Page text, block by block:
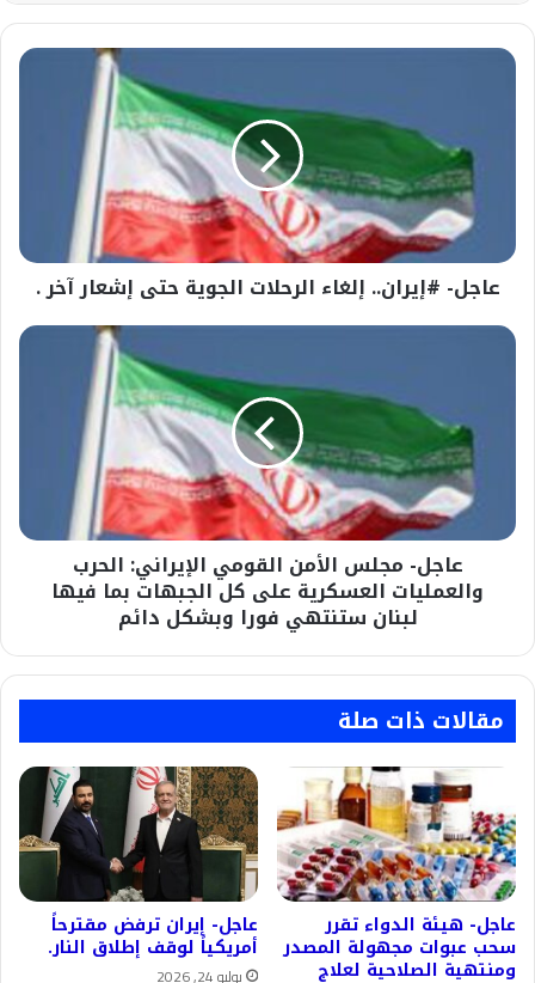
عاجل-
.
عاجل- #إيران.. إلغاء الرحلات الجوية حتى إشعار آخر .
عاجل-
الإيراني:
والعمليات
العسكرية
على
الجبهات
لبنان
فورا
وبشكل
دائم
عاجل- مجلس الأمن القومي الإيراني: الحرب
والعمليات العسكرية على كل الجبهات بما فيها
لبنان ستنتهي فورا وبشكل دائم
مقالات ذات صلة
عاجل- هيئة الدواء تقرر
سحب عبوات مجهولة المصدر
ومنتهية الصلاحية لعلاج
عاجل- إيران ترفض مقترحاً
أمريكياً لوقف إطلاق النار.
يوليو 24, 2026